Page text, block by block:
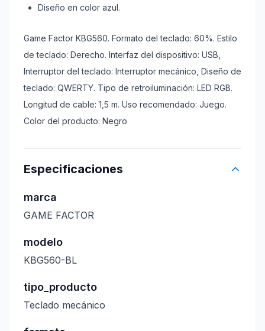
Diseño en color azul.
Game Factor KBG560. Formato del teclado: 60%. Estilo
de teclado: Derecho. Interfaz del dispositivo: USB,
Interruptor del teclado: Interruptor mecánico, Diseño de
teclado: QWERTY. Tipo de retroiluminación: LED RGB.
Longitud de cable: 1,5 m. Uso recomendado: Juego.
Color del producto: Negro
Especificaciones
marca
GAME FACTOR
modelo
KBG560-BL
tipo_producto
Teclado mecánico